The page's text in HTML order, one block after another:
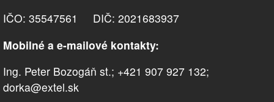
IČO: 35547561 DIČ: 2021683937
Mobilné a e-mailové kontakty:
Ing. Peter Bozogáň st.; +421 907 927 132;
dorka@extel.sk